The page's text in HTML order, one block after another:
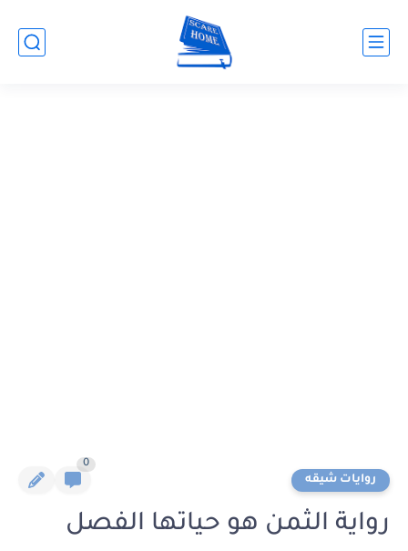
روايات شيقه
0
رواية الثمن هو حياتها الفصل